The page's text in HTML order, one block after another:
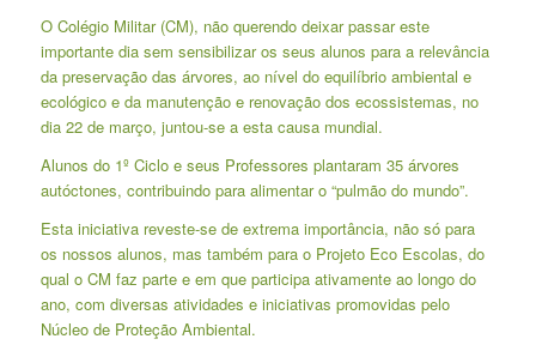
O Colégio Militar (CM), não querendo deixar passar este
importante dia sem sensibilizar os seus alunos para a relevância
da preservação das árvores, ao nível do equilíbrio ambiental e
ecológico e da manutenção e renovação dos ecossistemas, no
dia 22 de março, juntou-se a esta causa mundial.
Alunos do 1º Ciclo e seus Professores plantaram 35 árvores
autóctones, contribuindo para alimentar o “pulmão do mundo”.
Esta iniciativa reveste-se de extrema importância, não só para
os nossos alunos, mas também para o Projeto Eco Escolas, do
qual o CM faz parte e em que participa ativamente ao longo do
ano, com diversas atividades e iniciativas promovidas pelo
Núcleo de Proteção Ambiental.